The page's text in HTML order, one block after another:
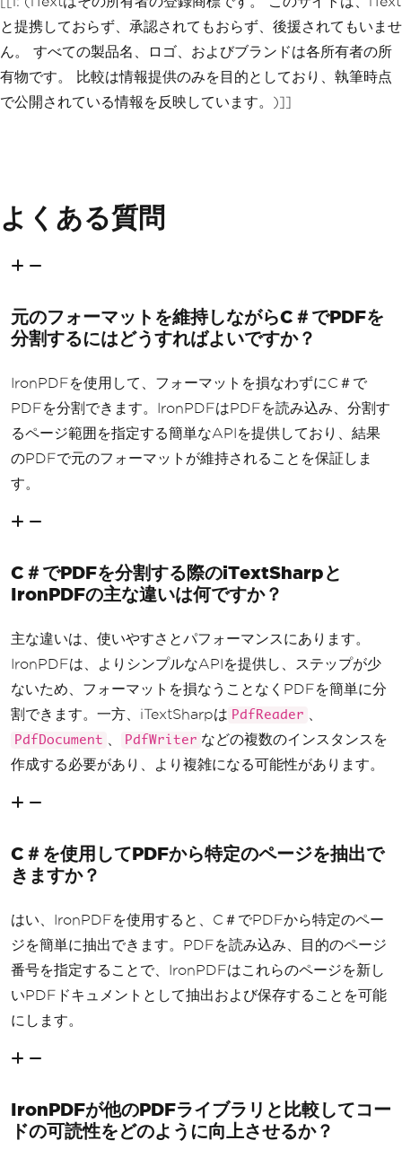
と提携しておらず、承認されてもおらず、後援されてもいませ
ん。 すべての製品名、ロゴ、およびブランドは各所有者の所
有物です。 比較は情報提供のみを目的としており、執筆時点
で公開されている情報を反映しています。)]]
よくある質問
元のフォーマットを維持しながらC＃でPDFを
分割するにはどうすればよいですか？
IronPDFを使用して、フォーマットを損なわずにC＃で
PDFを分割できます。IronPDFはPDFを読み込み、分割す
るページ範囲を指定する簡単なAPIを提供しており、結果
のPDFで元のフォーマットが維持されることを保証しま
す。
C＃でPDFを分割する際のiTextSharpと
IronPDFの主な違いは何ですか？
主な違いは、使いやすさとパフォーマンスにあります。
IronPDFは、よりシンプルなAPIを提供し、ステップが少
ないため、フォーマットを損なうことなくPDFを簡単に分
割できます。一方、iTextSharpは PdfReader
PdfDocument PdfWriter などの複数のインスタンスを
作成する必要があり、より複雑になる可能性があります。
C＃を使用してPDFから特定のページを抽出で
きますか？
はい、IronPDFを使用すると、C＃でPDFから特定のペー
ジを簡単に抽出できます。PDFを読み込み、目的のページ
番号を指定することで、IronPDFはこれらのページを新し
いPDFドキュメントとして抽出および保存することを可能
にします。
IronPDFが他のPDFライブラリと比較してコー
ドの可読性をどのように向上させるか？